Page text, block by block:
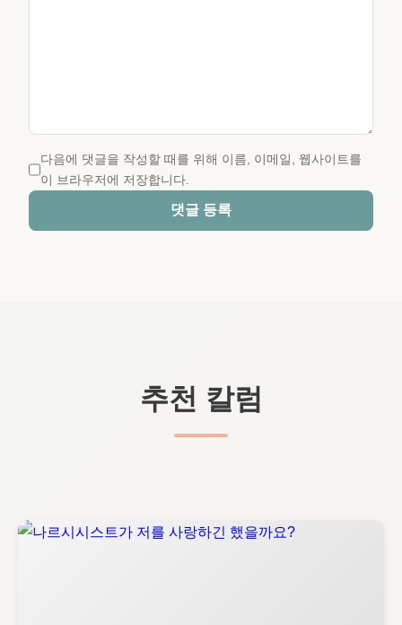
다음에 댓글을 작성할 때를 위해 이름, 이메일, 웹사이트를
이 브라우저에 저장합니다.
댓글 등록
추천 칼럼